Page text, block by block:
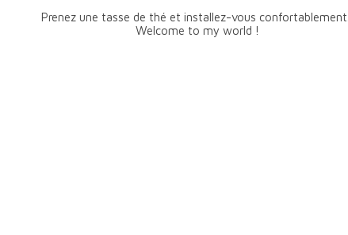
Prenez une tasse de thé et installez-vous confortablement...
Welcome to my world !